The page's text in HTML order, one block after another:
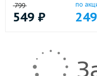
799
549 ₽
по
249